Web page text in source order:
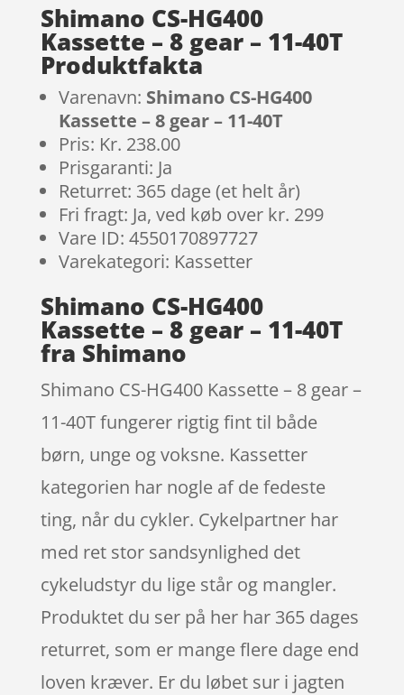
Shimano CS-HG400
Kassette – 8 gear – 11-40T
Produktfakta
Varenavn: Shimano CS-HG400
Kassette – 8 gear – 11-40T
Pris: Kr. 238.00
Prisgaranti: Ja
Returret: 365 dage (et helt år)
Fri fragt: Ja, ved køb over kr. 299
Vare ID: 4550170897727
Varekategori: Kassetter
Shimano CS-HG400
Kassette – 8 gear – 11-40T
fra Shimano
Shimano CS-HG400 Kassette – 8 gear –
11-40T fungerer rigtig fint til både
børn, unge og voksne. Kassetter
kategorien har nogle af de fedeste
ting, når du cykler. Cykelpartner har
med ret stor sandsynlighed det
cykeludstyr du lige står og mangler.
Produktet du ser på her har 365 dages
returret, som er mange flere dage end
loven kræver. Er du løbet sur i jagten